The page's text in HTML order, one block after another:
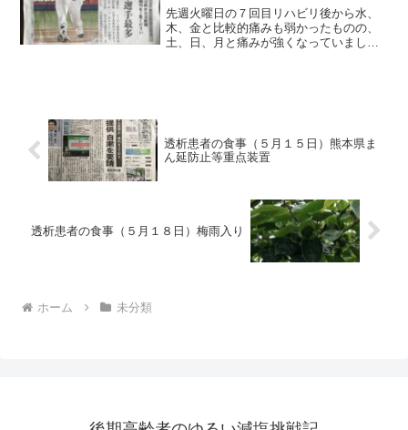
先週火曜日の７回目リハビリ後から水、
木、金と比較的痛みも弱かったものの、
土、日、月と痛みが強くなっていまし
透析患者の食事（５月１５日）熊本県ま
ん延防止等重点装置
透析患者の食事（５月１８日）梅雨入り
ホーム 未分類